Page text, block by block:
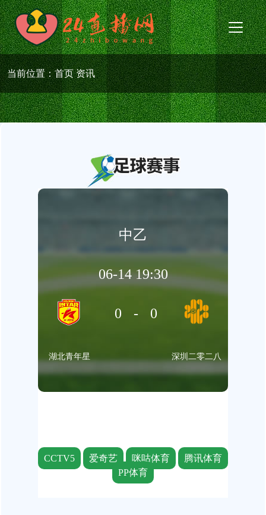
当前位置：首页资讯
中乙
06-14 19:30
湖北青年星
0-0
深圳二零二八
CCTV5 爱奇艺 咪咕体育
腾讯体育
PP体育